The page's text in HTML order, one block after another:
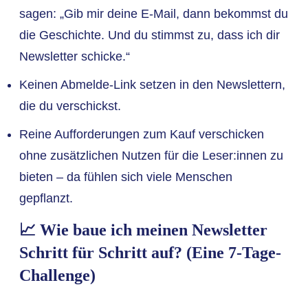
sagen: „Gib mir deine E-Mail, dann bekommst du
die Geschichte. Und du stimmst zu, dass ich dir
Newsletter schicke.“
Keinen Abmelde-Link setzen in den Newslettern,
die du verschickst.
Reine Aufforderungen zum Kauf verschicken
ohne zusätzlichen Nutzen für die Leser:innen zu
bieten – da fühlen sich viele Menschen
gepflanzt.
📈 Wie baue ich meinen Newsletter
Schritt für Schritt auf? (Eine 7-Tage-
Challenge)